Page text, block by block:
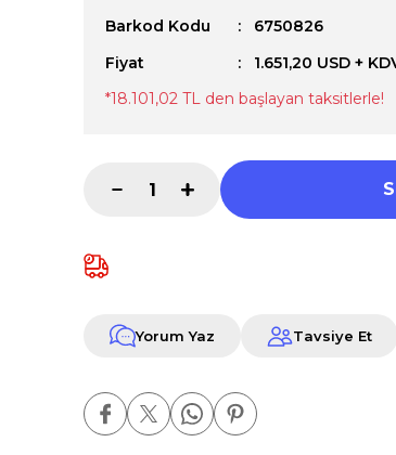
Barkod Kodu
6750826
Fiyat
1.651,20 USD +
*18.101,02 TL den başlayan taksitlerle!
Yorum Yaz Tavsiye Et